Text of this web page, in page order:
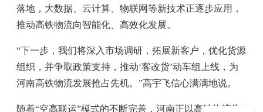
落地，大数据、云计算、物联网等新技术正逐步应用，
推动高铁物流向智能化、高效化发展。
“下一步，我们将深入市场调研，拓展新客户，优化货源
组织，并争取政策支持，推动‘客改货’动车组上线，为
河南高铁物流发展抢占先机。”高宇飞信心满满地说。
随着“空高联运”模式的不断完善，河南正以高铁物流为